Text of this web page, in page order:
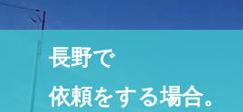
彼女に付きまとうストーカーを撃
カレとその彼女の別れさせ。佐久
長野で
依頼をする場合。